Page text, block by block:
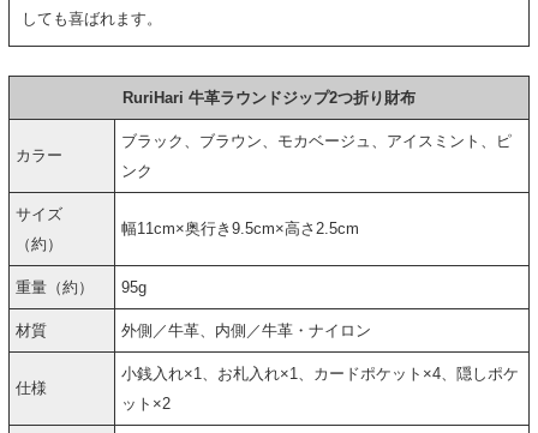
しても喜ばれます。
RuriHari 牛革ラウンドジップ2つ折り財布
カラー
ブラック、ブラウン、モカベージュ、アイスミント、ピ
ンク
サイズ
（約）
幅11cm×奥行き9.5cm×高さ2.5cm
重量（約） 95g
材質 外側／牛革、内側／牛革・ナイロン
仕様
小銭入れ×1、お札入れ×1、カードポケット×4、隠しポケ
ット×2